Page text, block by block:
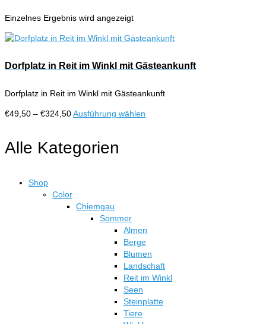
Einzelnes Ergebnis wird angezeigt
Dorfplatz in Reit im Winkl mit Gästeankunft
Dorfplatz in Reit im Winkl mit Gästeankunft
€49,50 – €324,50Preisspanne:
€324,50
Ausführung wählen
der
Produktseite
gewählt
werden
Alle Kategorien
Shop
Color
Chiemgau
Sommer
Almen
Berge
Blumen
Landschaft
Reit im Winkl
Seen
Steinplatte
Tiere